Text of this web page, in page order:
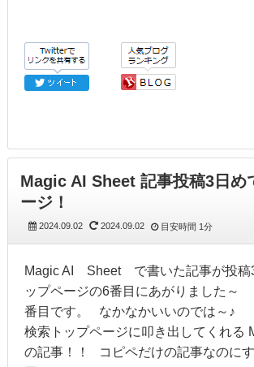
Magic AI Sheet 記事投稿3日め
ージ！
2024.09.02 2024.09.02 目安時間 1分
Magic AI Sheet で書いた記事が投稿
ップページの6番目にあがりました～
番目です。 なかなかいいのでは～♪
検索トップページに叩き出してくれる
の記事！！ コピペだけの記事なのに